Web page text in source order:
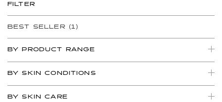
FILTER
BEST SELLER (1)
BY PRODUCT RANGE
BY SKIN CONDITIONS
BY SKIN CARE